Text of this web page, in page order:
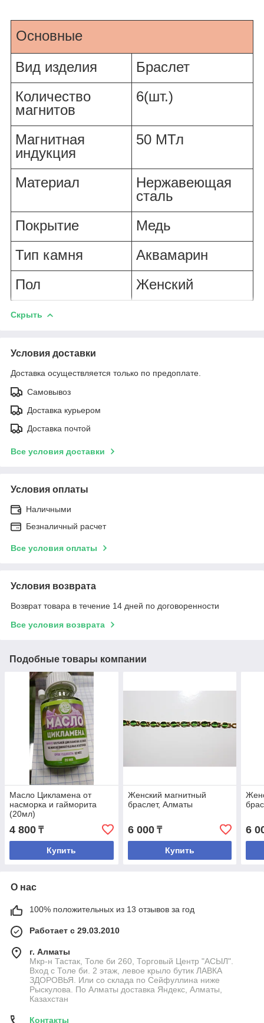
Основные
Вид изделия
Браслет
Количество
магнитов
6(шт.)
Магнитная
индукция
50 МТл
Материал
Нержавеющая
сталь
Покрытие
Медь
Тип камня
Аквамарин
Пол
Женский
Скрыть
Условия доставки
Доставка осуществляется только по предоплате.
Самовывоз
Доставка курьером
Доставка почтой
Все условия доставки
Условия оплаты
Наличными
Безналичный расчет
Все условия оплаты
Условия возврата
Возврат товара в течение 14 дней по договоренности
Все условия возврата
Подобные товары компании
Масло Цикламена от
насморка и гайморита
(20мл)
4 800 ₸
Купить
Женский магнитный
браслет, Алматы
6 000₸
Купить
6
О нас
100% положительных из 13 отзывов за год
Работает с 29.03.2010
г. Алматы
Мкр-н Тастак, Толе би 260, Торговый Центр "АСЫЛ".
Вход с Толе би. 2 этаж, левое крыло бутик ЛАВКА
ЗДОРОВЬЯ. Или со склада по Сейфуллина ниже
Рыскулова. По Алматы доставка Яндекс, Алматы,
Казахстан
Контакты